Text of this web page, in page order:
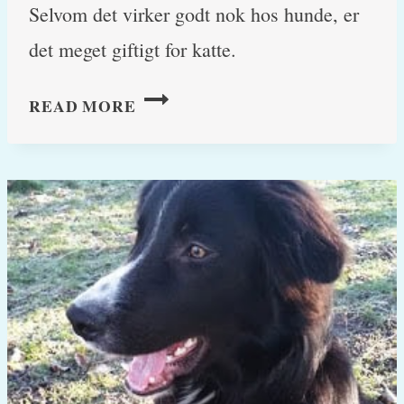
Selvom det virker godt nok hos hunde, er
det meget giftigt for katte.
READ MORE PERMETHRINFORGIFTNING
(BAYVANTIC,
FRONTECT,
VECTRA
3D)